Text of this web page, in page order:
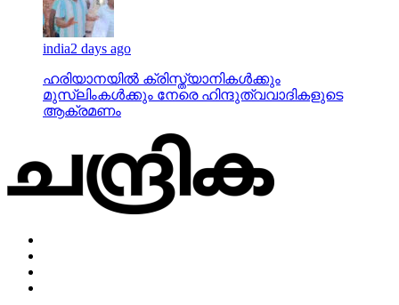
india2 days ago
ഹരിയാനയില്‍ ക്രിസ്ത്യാനികള്‍ക്കും
മുസ്‌ലിംകള്‍ക്കും നേരെ ഹിന്ദുത്വവാദികളുടെ
ആക്രമണം